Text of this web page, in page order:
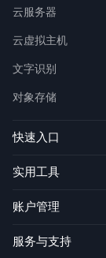
云服务器
云虚拟主机
文字识别
对象存储
快速入口
实用工具
账户管理
服务与支持